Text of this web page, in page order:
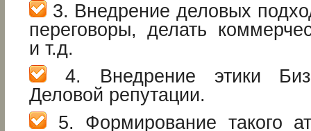
3. Внедрение деловых
переговоры, делать
и т.д.
4. Внедрение этики
Деловой репутации.
5. Формирование такого